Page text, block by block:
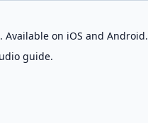
on iOS and Android.
guide.